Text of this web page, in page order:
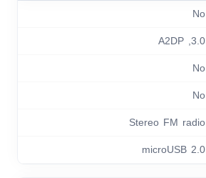
No
3.0, A2DP
No
No
Stereo FM radio
microUSB 2.0